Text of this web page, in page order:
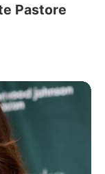
Pastore